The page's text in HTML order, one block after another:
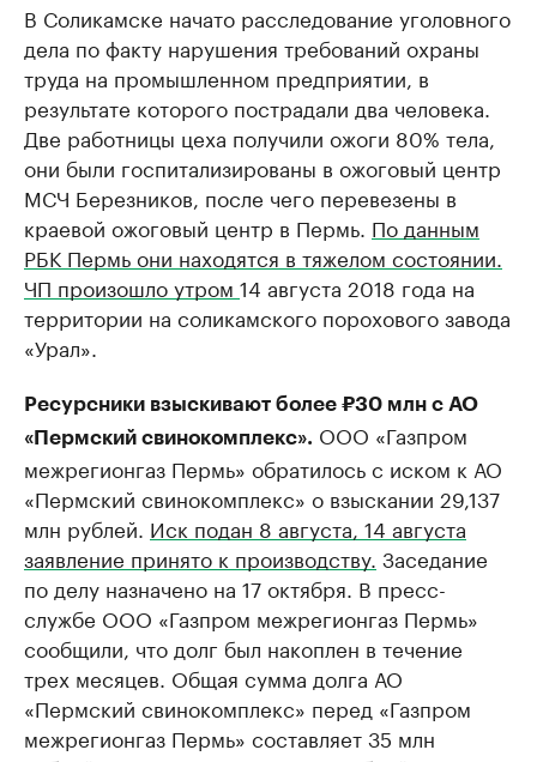
В Соликамске начато расследование уголовного
дела по факту нарушения требований охраны
труда на промышленном предприятии, в
результате которого пострадали два человека.
Две работницы цеха получили ожоги 80% тела,
они были госпитализированы в ожоговый центр
МСЧ Березников, после чего перевезены в
краевой ожоговый центр в Пермь. По данным
РБК Пермь они находятся в тяжелом состоянии.
ЧП произошло утром 14 августа 2018 года на
территории на соликамского порохового завода
«Урал».
Ресурсники взыскивают более ₽30 млн с АО
«Пермский свинокомплекс». ООО «Газпром
межрегионгаз Пермь» обратилось с иском к АО
«Пермский свинокомплекс» о взыскании 29,137
млн рублей. Иск подан 8 августа, 14 августа
заявление принято к производству. Заседание
по делу назначено на 17 октября. В пресс-
службе ООО «Газпром межрегионгаз Пермь»
сообщили, что долг был накоплен в течение
трех месяцев. Общая сумма долга АО
«Пермский свинокомплекс» перед «Газпром
межрегионгаз Пермь» составляет 35 млн